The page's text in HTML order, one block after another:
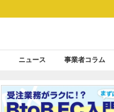
ニュース 事業者コラム